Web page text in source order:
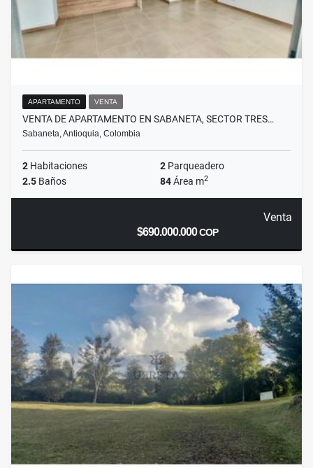
APARTAMENTO VENTA
VENTA DE APARTAMENTO EN SABANETA, SECTOR TRES…
Sabaneta, Antioquia, Colombia
2 Habitaciones 2 Parqueadero
2.5 Baños 84Área m2
Venta
$690.000.000COP